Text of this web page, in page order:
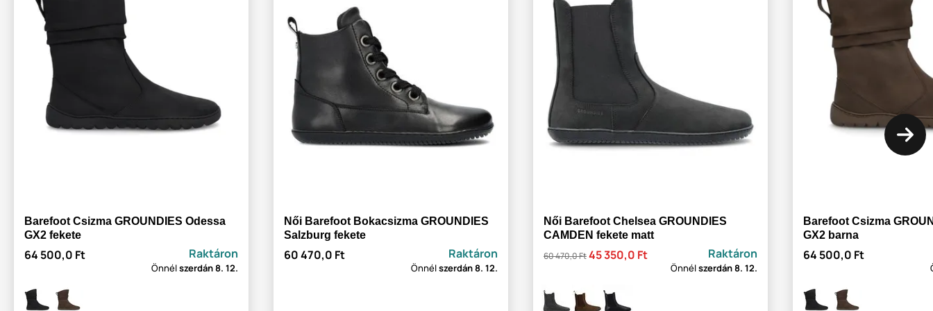
Barefoot Csizma GROUNDIES Odessa
GX2 fekete
64 500,0 Ft Raktáron
Önnélszerdán8. 12.
Női Barefoot Bokacsizma GROUNDIES
Salzburg fekete
60 470,0 Ft Raktáron
Önnélszerdán8. 12.
Női Barefoot Chelsea GROUNDIES
CAMDEN fekete matt
60 470,0 Ft45 350,0 Ft Raktáron
Önnélszerdán8. 12.
Barefoot Csizma
GX2 barna
64 500,0 Ft